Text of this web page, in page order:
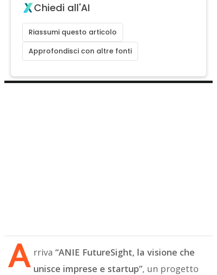
Chiedi all'AI
Riassumi questo articolo
Approfondisci con altre fonti
A rriva“ANIE FutureSight, la visione che
unisce imprese e startup”, un progetto